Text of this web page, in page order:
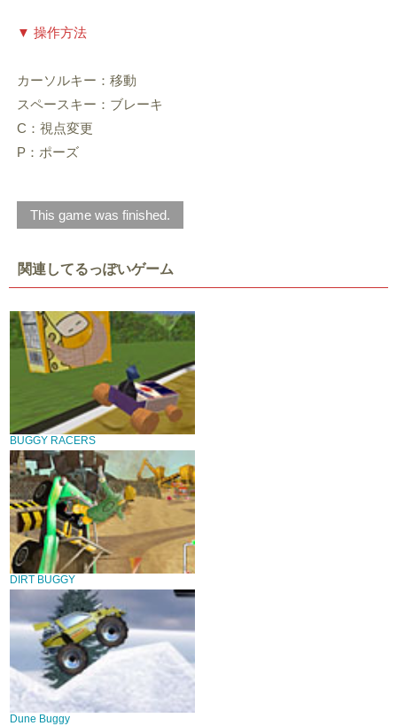
▼ 操作方法
カーソルキー：移動
スペースキー：ブレーキ
C：視点変更
P：ポーズ
This game was finished.
関連してるっぽいゲーム
BUGGY RACERS
DIRT BUGGY
Dune Buggy